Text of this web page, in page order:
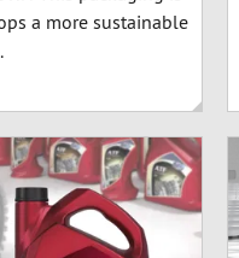
a more sustainable